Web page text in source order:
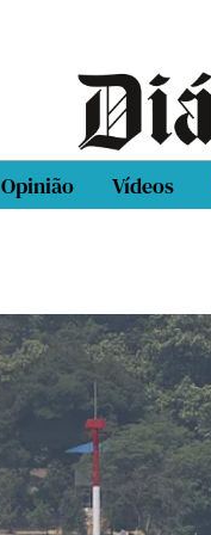
Opinião Vídeos